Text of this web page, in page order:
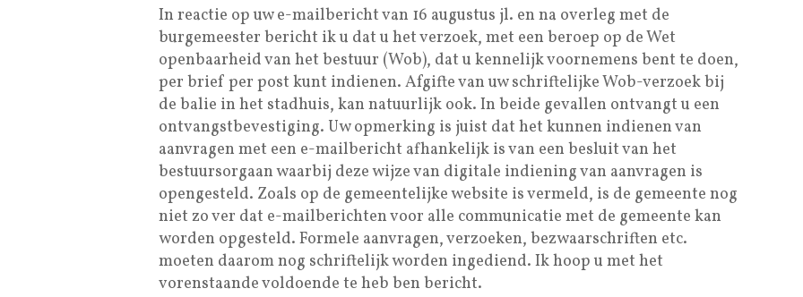
In reactie op uw e-mailbericht van 16 augustus jl. en na overleg met de
burgemeester bericht ik u dat u het verzoek, met een beroep op de Wet
openbaarheid van het bestuur (Wob), dat u kennelijk voornemens bent te doen,
per brief per post kunt indienen. Afgifte van uw schriftelijke Wob-verzoek bij
de balie in het stadhuis, kan natuurlijk ook. In beide gevallen ontvangt u een
ontvangstbevestiging. Uw opmerking is juist dat het kunnen indienen van
aanvragen met een e-mailbericht afhankelijk is van een besluit van het
bestuursorgaan waarbij deze wijze van digitale indiening van aanvragen is
opengesteld. Zoals op de gemeentelijke website is vermeld, is de gemeente nog
niet zo ver dat e-mailberichten voor alle communicatie met de gemeente kan
worden opgesteld. Formele aanvragen, verzoeken, bezwaarschriften etc.
moeten daarom nog schriftelijk worden ingediend. Ik hoop u met het
vorenstaande voldoende te heb ben bericht.